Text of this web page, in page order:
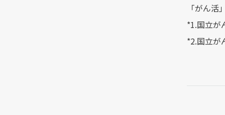
「がん
*1.国立が
*2.国立が